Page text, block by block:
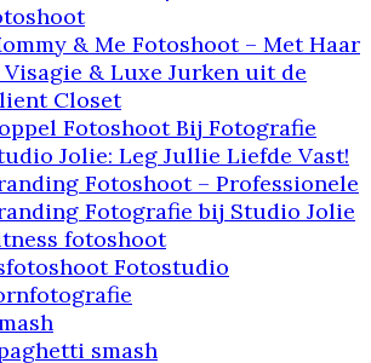
& Me Fotoshoot – Met Haar
Visagie & Luxe Jurken uit de
Closet
Fotoshoot Bij Fotografie
Jolie: Leg Jullie Liefde Vast!
Fotoshoot – Professionele
Fotografie bij Studio Jolie
fotoshoot
Fotostudio
smash